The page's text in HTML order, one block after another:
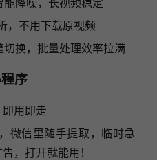
降噪，长视频稳定
，不用下载原视频
换，批量处理效率拉满
序
即用即走
微信里随手提取，临时急
，打开就能用！